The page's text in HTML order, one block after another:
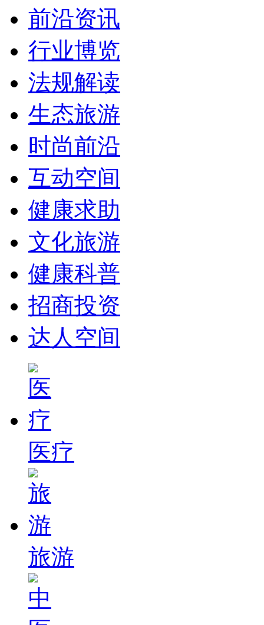
前沿资讯
行业博览
法规解读
生态旅游
时尚前沿
互动空间
健康求助
文化旅游
健康科普
招商投资
达人空间
医疗
旅游